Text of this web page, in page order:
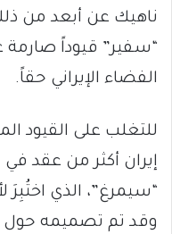
ناهيك عن أبعد من
“سفير” قيوداً صارمة
الفضاء الإيراني حقاً.
للتغلب على القيود
إيران أكثر من عقد
وقد تم تصميمه